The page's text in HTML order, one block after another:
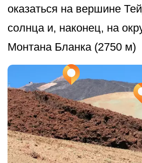
оказаться на вершине
солнца и, наконец, на
Монтана Бланка (2750 м)